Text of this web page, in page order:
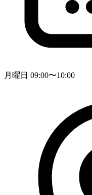
月曜日 09:00〜10:00